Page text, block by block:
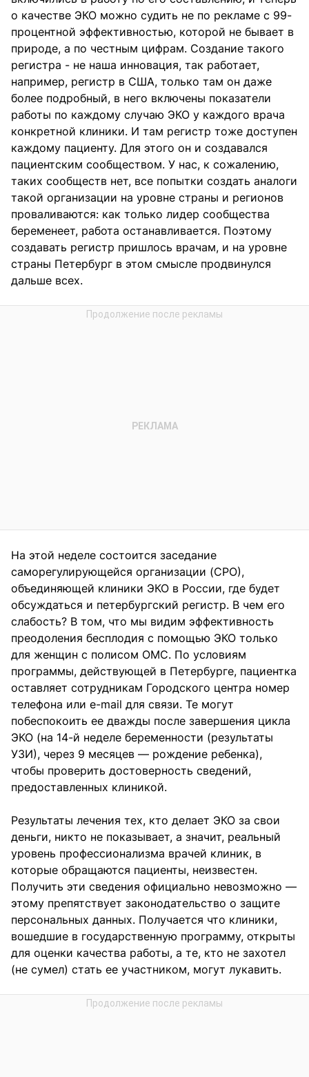
о качестве ЭКО можно судить не по рекламе с 99-
процентной эффективностью, которой не бывает в
природе, а по честным цифрам. Создание такого
регистра - не наша инновация, так работает,
например, регистр в США, только там он даже
более подробный, в него включены показатели
работы по каждому случаю ЭКО у каждого врача
конкретной клиники. И там регистр тоже доступен
каждому пациенту. Для этого он и создавался
пациентским сообществом. У нас, к сожалению,
таких сообществ нет, все попытки создать аналоги
такой организации на уровне страны и регионов
проваливаются: как только лидер сообщества
беременеет, работа останавливается. Поэтому
создавать регистр пришлось врачам, и на уровне
страны Петербург в этом смысле продвинулся
дальше всех.
На этой неделе состоится заседание
саморегулирующейся организации (СРО),
объединяющей клиники ЭКО в России, где будет
обсуждаться и петербургский регистр. В чем его
слабость? В том, что мы видим эффективность
преодоления бесплодия с помощью ЭКО только
для женщин с полисом ОМС. По условиям
программы, действующей в Петербурге, пациентка
оставляет сотрудникам Городского центра номер
телефона или e-mail для связи. Те могут
побеспокоить ее дважды после завершения цикла
ЭКО (на 14-й неделе беременности (результаты
УЗИ), через 9 месяцев — рождение ребенка),
чтобы проверить достоверность сведений,
предоставленных клиникой.
Результаты лечения тех, кто делает ЭКО за свои
деньги, никто не показывает, а значит, реальный
уровень профессионализма врачей клиник, в
которые обращаются пациенты, неизвестен.
Получить эти сведения официально невозможно —
этому препятствует законодательство о защите
персональных данных. Получается что клиники,
вошедшие в государственную программу, открыты
для оценки качества работы, а те, кто не захотел
(не сумел) стать ее участником, могут лукавить.